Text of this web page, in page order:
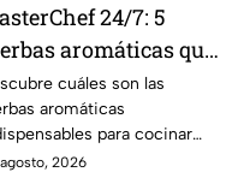
24/7: 5
aromáticas que
pueden faltar en tu
para dar más
a tus platillos
cuáles son las
aromáticas
para cocinar
en MasterChef 24/7.
2026